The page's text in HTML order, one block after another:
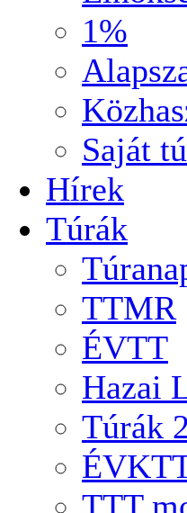
1%
Saját
Hírek
Túrák
TTMR
ÉVTT
Hazai
Túrák